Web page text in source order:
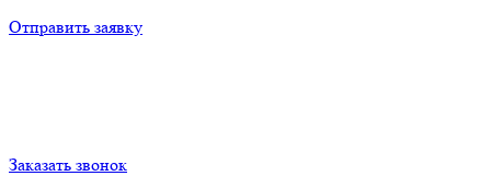
Отправить заявку
Заказать звонок